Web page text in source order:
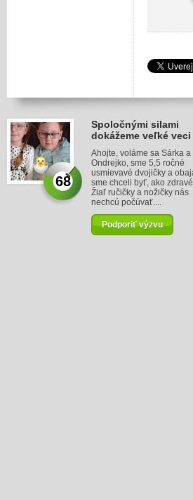
68
Spoločnými silami
dokážeme veľké veci
Ahojte, voláme sa Sárka a
Ondrejko, sme 5,5 ročné
usmievavé dvojičky a
sme chceli byť, ako
Žiaľ ručičky a nožičky nás
nechcú počúvať....
Podporiť výzvu